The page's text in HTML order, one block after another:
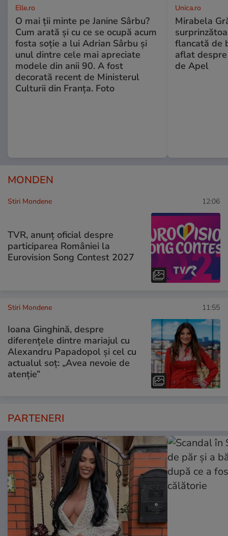
Elle.ro
O mai ții minte pe Janine Sârbu?
Cum arată și cu ce se ocupă acum
fosta soție a lui Adrian Sârbu și
unul dintre cele mai apreciate
modele din anii 90. A fost
decorată recent de Ministerul
Culturii din Franța. Foto
Unica.ro
Mirabela
flancată de
aflat
de Apel
MONDEN
Stiri Mondene 12:06
TVR, anunț oficial despre
participarea României la
Eurovision Song Contest 2027
Stiri Mondene 11:55
Ioana Ginghină, despre
diferențele dintre mariajul cu
Alexandru Papadopol și cel cu
actualul soț: „Avea nevoie de
atenție”
PARTENERI